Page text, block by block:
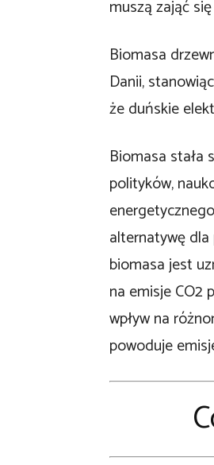
muszą zająć
Biomasa
Danii,
że duńskie
Biomasa stała
polityków,
alternatywę dla
biomasa jest
na emisje CO2
wpływ na
powoduje